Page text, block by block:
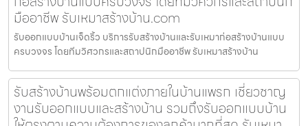
มืออาชีพ รับเหมาสร้างบ้าน.com
รับออกแบบบ้านเจ็ดริ้ว บริการรับสร้างบ้านและรับเหมาก่อสร้างบ้านแบบ
ครบวงจร โดยทีมวิศวกรและสถาปนิกมืออาชีพ รับเหมาสร้างบ้าน
รับสร้างบ้านพร้อมตกแต่งภายในบ้านแพรก เชี่ยวชาญ
งานรับออกแบบและสร้างบ้าน รวมถึงรับออกแบบบ้าน